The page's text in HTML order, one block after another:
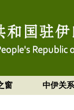
窗 中伊关系